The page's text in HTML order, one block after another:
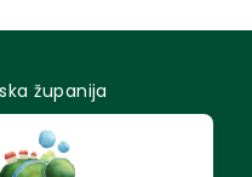
županija